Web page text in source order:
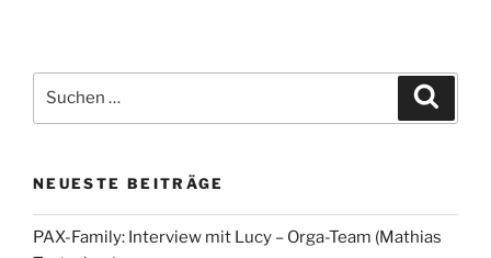
nach:
NEUESTE BEITRÄGE
PAX-Family: Interview mit Lucy – Orga-Team (Mathias